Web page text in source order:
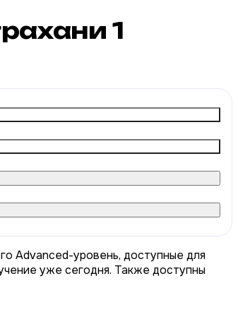
1
Advanced-уровень, доступные для
уже сегодня. Также доступны